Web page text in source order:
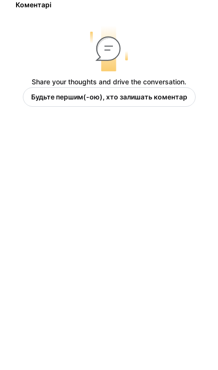
Коментарі
Share your thoughts and drive the conversation.
Будьте першим(-ою), хто залишать коментар